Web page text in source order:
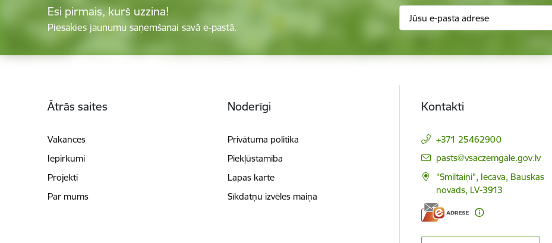
Esi pirmais, kurš uzzina!
Piesakies jaunumu saņemšanai savā e-pastā.
Ātrās saites
Vakances
Iepirkumi
Projekti
Par mums
Noderīgi
Privātuma politika
Piekļūstamība
Lapas karte
Sīkdatņu izvēles maiņa
Kontakti
+371 25462900
E-pasts:
pasts@vsaczemgale.gov.lv
"Smiltaiņi", Iecava, Bauskas
novads, LV-3913